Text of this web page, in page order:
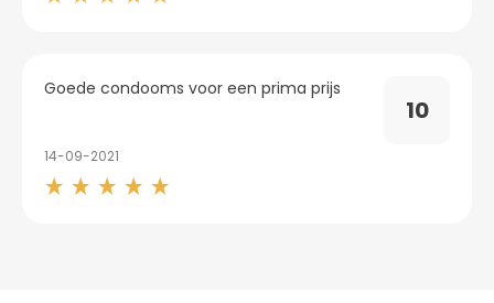
10
Goede condooms voor een prima prijs
14-09-2021